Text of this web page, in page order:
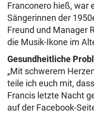
Franconero hieß, war
Sängerinnen der
Freund und Manager
die Musik-Ikone im
Gesundheitliche
„Mit schwerem
teile ich euch mit,
Francis letzte Nacht
auf der Facebook-